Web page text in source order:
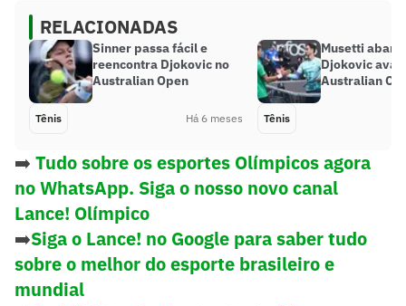
RELACIONADAS
Sinner passa fácil e
reencontra Djokovic no
Australian Open
Tênis Há 6 meses
Musetti
Djokovic
Australian
Tênis
➡️ Tudo sobre os esportes Olímpicos agora
no WhatsApp. Siga o nosso novo canal
Lance! Olímpico
➡️Siga o Lance! no Google para saber tudo
sobre o melhor do esporte brasileiro e
mundial